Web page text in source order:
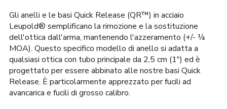
58,00€.55,00€.
Gli anelli e le basi Quick Release (QR™) in acciaio
Leupold® semplificano la rimozione e la sostituzione
dell'ottica dall'arma, mantenendo l'azzeramento (+/- ¼
MOA). Questo specifico modello di anello si adatta a
qualsiasi ottica con tubo principale da 2,5 cm (1") ed è
progettato per essere abbinato alle nostre basi Quick
Release. È particolarmente apprezzato per fucili ad
avancarica e fucili di grosso calibro.